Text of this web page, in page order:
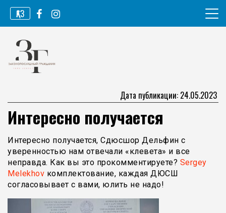
Перейти
содержимому
ҚАЗ
Законопослушный гражданин
Дата публикации: 24.05.2023
Интересно получается
Интересно получается, Сдюсшор Дельфин с
уверенностью нам отвечали «клевета» и все
неправда. Как вы это прокомментируете? Sergey
Melekhov комплектование, каждая ДЮСШ
согласовывает с вами, юлить не надо!